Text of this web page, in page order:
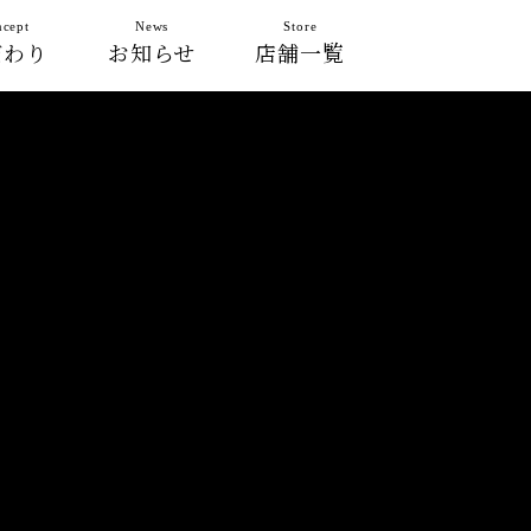
り お知らせ
News
店舗一覧
Store